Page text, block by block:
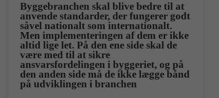
Byggebranchen skal blive bedre til at
anvende standarder, der fungerer godt
såvel nationalt som internationalt.
Men implementeringen af dem er ikke
altid lige let. På den ene side skal de
være med til at sikre
ansvarsfordelingen i byggeriet, og på
den anden side må de ikke lægge bånd
på udviklingen i branchen